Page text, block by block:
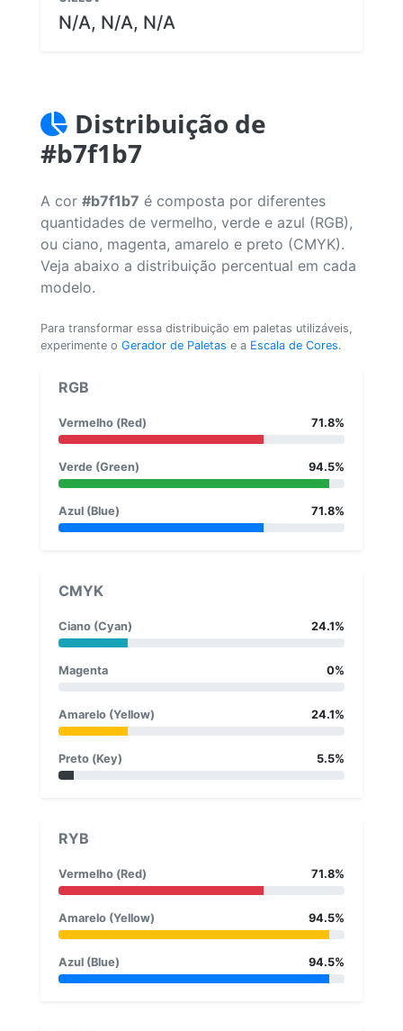
N/A, N/A, N/A
Distribuição de
#b7f1b7
A cor #b7f1b7 é composta por diferentes
quantidades de vermelho, verde e azul (RGB),
ou ciano, magenta, amarelo e preto (CMYK).
Veja abaixo a distribuição percentual em cada
modelo.
Para transformar essa distribuição em paletas utilizáveis,
experimente o Gerador de Paletas e a Escala de Cores.
RGB
Vermelho (Red) 71.8%
Verde (Green) 94.5%
Azul (Blue) 71.8%
CMYK
Ciano (Cyan) 24.1%
Magenta 0%
Amarelo (Yellow) 24.1%
Preto (Key) 5.5%
RYB
Vermelho (Red) 71.8%
Amarelo (Yellow) 94.5%
Azul (Blue) 94.5%